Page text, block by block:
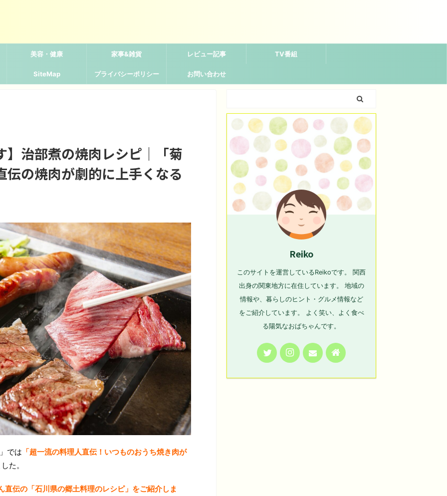
美容・健康 家事&雑貨 レビュー記事 TV番組
SiteMap プライバシーポリシー お問い合わせ
】治部煮の焼肉レシピ｜「菊
伝の焼肉が劇的に上手くなる
では 「超一流の料理人直伝！いつものおうち焼き肉が
た。
直伝の「石川県の郷土料理のレシピ」をご紹介しま
Reiko
このサイトを運営しているReikoです。 関西
出身の関東地方に在住しています。 地域の
情報や、暮らしのヒント・グルメ情報など
をご紹介しています。 よく笑い、よく食べ
る陽気なおばちゃんです。